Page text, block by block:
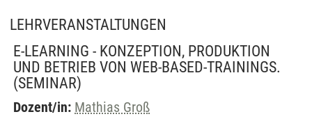
LEHRVERANSTALTUNGEN
E-LEARNING - KONZEPTION, PRODUKTION
UND BETRIEB VON WEB-BASED-TRAININGS.
(SEMINAR)
Dozent/in: Mathias Groß